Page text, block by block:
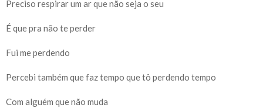
Preciso respirar um ar que não seja o seu ​
É que pra não te perder ​
Fui me perdendo ​
Percebi também que faz tempo que tô perdendo tempo ​
Com alguém que não muda ​